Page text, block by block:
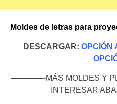
Moldes de letras para
DESCARGAR: OPCIÓN
————-MÁS MOLDES Y
INTERESAR